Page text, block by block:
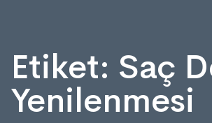
Etiket: Saç
Yenilenmesi